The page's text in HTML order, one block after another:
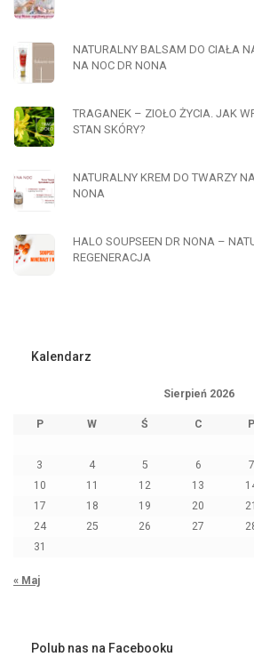
NATURALNY BALSAM DO CIAŁA
NA NOC DR NONA
TRAGANEK – ZIOŁO ŻYCIA. JAK
STAN SKÓRY?
NATURALNY KREM DO TWARZY
NONA
HALO SOUPSEEN DR NONA –
REGENERACJA
Kalendarz
Sierpień 2026
P W Ś C P
3
4 5 6 7
10
11 12 13
17
18 19 20 21
24
25 26 27
31
« Maj
Polub nas na Facebooku